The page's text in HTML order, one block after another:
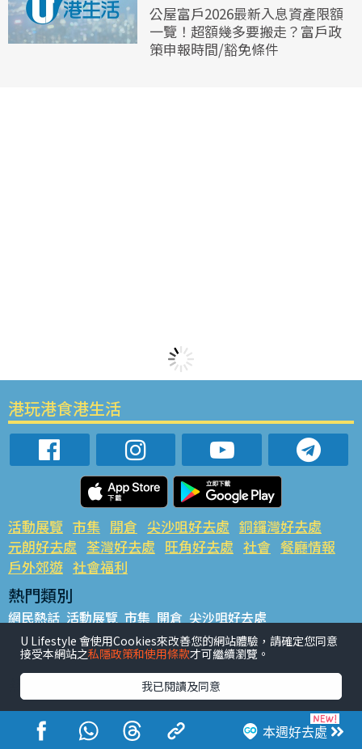
公屋富戶2026最新入息資產限額
一覽！超額幾多要搬走？富戶政
策申報時間/豁免條件
本週好去處
港玩港食港生活
活動展覽 市集 開倉 尖沙咀好去處 銅鑼灣好去處
元朗好去處 荃灣好去處 旺角好去處 社會 餐廳情報
戶外郊遊 社會福利
熱門類別
網民熱話 活動展覽 市集 開倉 尖沙咀好去處
銅鑼灣好去處 元朗好去處 荃灣好去處 旺角好去處 社會
餐廳情報 戶外郊遊
熱門標籤
#UGO搵好去處 #人氣活動推介 #美食社群熱話
#親子玩樂好去處
#ULifestyle應用程式
#限時搶
U Lifestyle 會使用Cookies來改善您的網站體驗，請確定您同意
接受本網站之私隱政策和使用條款才可繼續瀏覽。
我已閱讀及同意